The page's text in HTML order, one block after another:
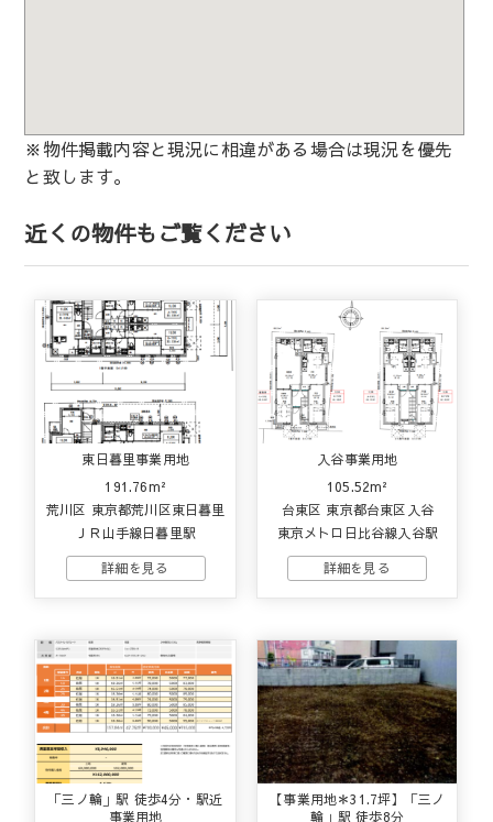
※物件掲載内容と現況に相違がある場合は現況を優先
と致します。
近くの物件もご覧ください
東日暮里事業用地
191.76m²
荒川区 東京都荒川区東日暮里
ＪＲ山手線日暮里駅
入谷事業用地
105.52m²
台東区 東京都台東区入谷
東京メトロ日比谷線入谷駅
「三ノ輪」駅 徒歩4分・駅近
事業用地
【事業用地＊31.7坪】「三ノ
輪」駅 徒歩8分